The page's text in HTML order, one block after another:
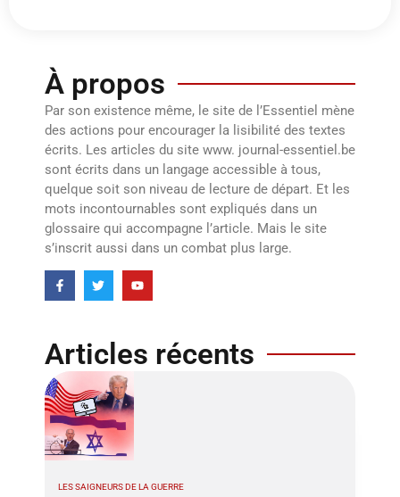
À propos
Par son existence même, le site de l’Essentiel mène
des actions pour encourager la lisibilité des textes
écrits. Les articles du site www. journal-essentiel.be
sont écrits dans un langage accessible à tous,
quelque soit son niveau de lecture de départ. Et les
mots incontournables sont expliqués dans un
glossaire qui accompagne l’article. Mais le site
s’inscrit aussi dans un combat plus large.
Articles récents
LES SAIGNEURS DE LA GUERRE